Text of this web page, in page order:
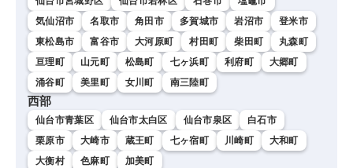
気仙沼市
名取市 角田市 多賀城市 岩沼市
登米市
東松島市
富谷市 大河原町 村田町 柴田町
丸森町
亘理町
山元町 松島町 七ヶ浜町 利府町
大郷町
涌谷町
美里町 女川町 南三陸町
西部
仙台市青葉区 仙台市太白区 仙台市泉区
白石市
栗原市
大崎市 蔵王町 七ヶ宿町 川崎町
大和町
大衡村
色麻町 加美町